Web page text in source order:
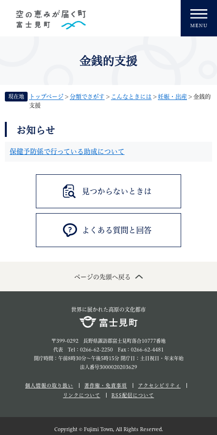
金銭的支援
現在地 トップページ > 分類でさがす > こんなときには > 妊娠・出産 > 金銭的
支援
文
お知らせ
保健予防係で行っている助成について
見つからないときは
よくある質問と回答
ページの先頭へ戻る
世界に展かれた高原の文化都市
〒399-0292 長野県諏訪郡富士見町落合10777番地
代表 Tel：0266-62-2250 Fax：0266-62-4481
開庁時間：午前8時30分～午後5時15分 閉庁日：土日祝日・年末年始
法人番号3000020203629
個人情報の取り扱い 著作権・免責事項
アクセシビリティ
リンクについて
RSS配信について
Copyright © Fujimi Town, All Rights Reserved.